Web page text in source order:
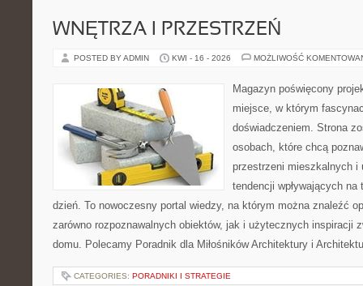
WNĘTRZA I PRZESTRZEŃ
POSTED BY ADMIN KWI - 16 - 2026 MOŻLIWOŚĆ
Magazyn poświęcony
miejsce, w którym
doświadczeniem. Strona
osobach, które chcą
przestrzeni mieszkalnych i
tendencji wpływających
dzień. To nowoczesny portal wiedzy, na którym można znaleźć
zarówno rozpoznawalnych obiektów, jak i użytecznych inspiracji
domu. Polecamy Poradnik dla Miłośników Architektury i
CATEGORIES: PORADNIKI I STRATEGIE